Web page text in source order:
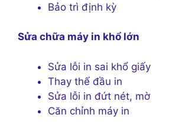
Bảo trì định kỳ
Sửa chữa máy in khổ lớn
Sửa lỗi in sai khổ giấy
Thay thế đầu in
Sửa lỗi in đứt nét, mờ
Căn chỉnh máy in